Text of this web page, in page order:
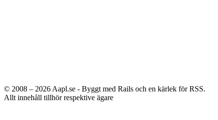
© 2008 – 2026 Aapl.se - Byggt med Rails och en kärlek för RSS.
Allt innehåll tillhör respektive ägare